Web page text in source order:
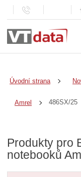
Úvodní strana
Amrel 486SX/25
Produkty pro
notebooků